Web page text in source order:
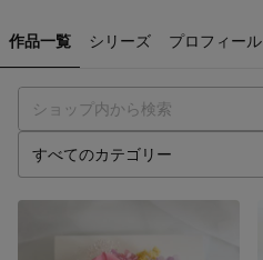
作品一覧 シリーズ プロフィール